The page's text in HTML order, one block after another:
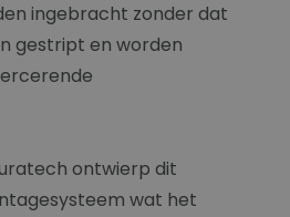
ingebracht zonder dat
gestript en worden
ontwierp dit
wat het